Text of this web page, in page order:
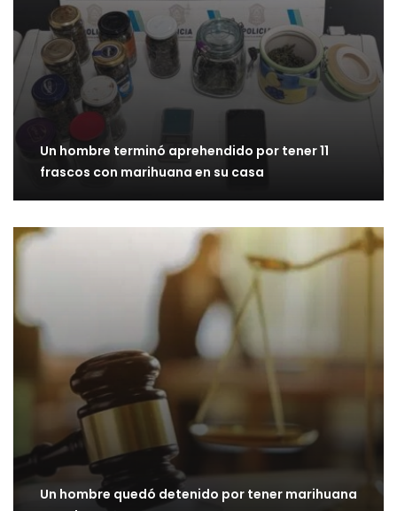
Un hombre terminó aprehendido por tener 11
frascos con marihuana en su casa
Un hombre quedó detenido por tener marihuana